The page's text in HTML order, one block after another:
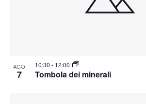
AGO
7 Tombola dei minerali
10:30 - 12:00